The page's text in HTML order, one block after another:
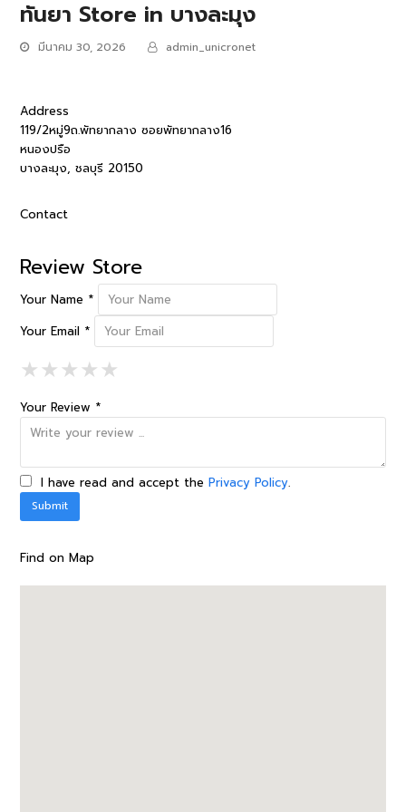
ทันยา Store in บางละมุง
มีนาคม 30, 2026 admin_unicronet
Address
119/2หมู่9ถ.พัทยากลาง ซอยพัทยากลาง16
หนองปรือ
บางละมุง, ชลบุรี 20150
Contact
Review Store
Your Name *
Your Email *
★1 Star
★★2 Stars
★★★3 Stars
★★★★4 Stars
★★★★★5 Stars
Your Review *
I have read and accept thePrivacy Policy.
Find on Map